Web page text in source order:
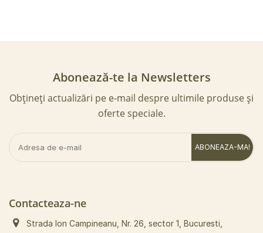
Abonează-te la Newsletters
Obțineți actualizări pe e-mail despre ultimile produse și
oferte speciale.
ABONEAZA-MA!
Contacteaza-ne
Strada Ion Campineanu, Nr. 26, sector 1, Bucuresti,